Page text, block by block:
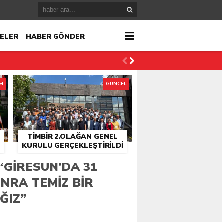
HABER GÖNDER
TİMBİR 2.OLAĞAN GENEL
KURULU GERÇEKLEŞTIRILDI
GÜNCEL
31
TEMIZ BIR